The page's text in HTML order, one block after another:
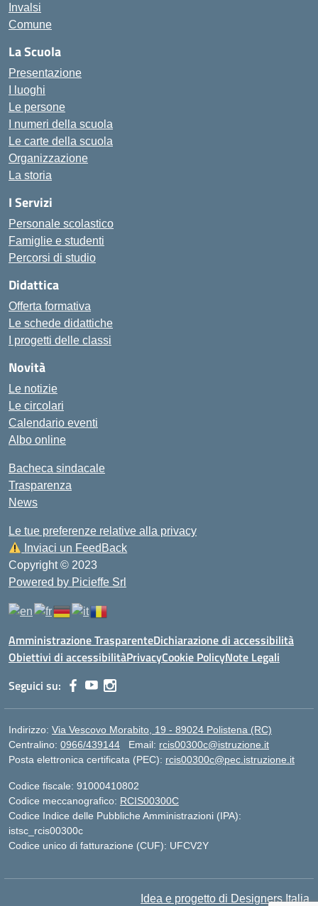
Invalsi
Comune
La Scuola
Presentazione
I luoghi
Le persone
I numeri della scuola
Le carte della scuola
Organizzazione
La storia
I Servizi
Personale scolastico
Famiglie e studenti
Percorsi di studio
Didattica
Offerta formativa
Le schede didattiche
I progetti delle classi
Novità
Le notizie
Le circolari
Calendario eventi
Albo online
Bacheca sindacale
Trasparenza
News
Le tue preferenze relative alla privacy
Inviaci un FeedBack
Copyright © 2023
Powered by Picieffe Srl
Amministrazione TrasparenteDichiarazione di accessibilità
Obiettivi di accessibilitàPrivacyCookie PolicyNote Legali
Seguici su:
Indirizzo: Via Vescovo Morabito, 19 - 89024 Polistena (RC)
Centralino: 0966/439144 Email: rcis00300c@istruzione.it
Posta elettronica certificata (PEC): rcis00300c@pec.istruzione.it
Codice fiscale: 91000410802
Codice meccanografico: RCIS00300C
Codice Indice delle Pubbliche Amministrazioni (IPA):
istsc_rcis00300c
Codice unico di fatturazione (CUF): UFCV2Y
Idea e progetto di Designers Italia